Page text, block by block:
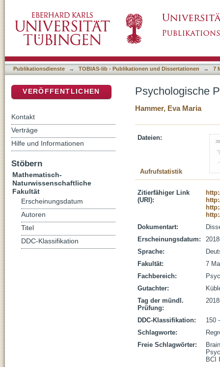
Publikationsdienste → TOBIAS-lib - Publikationen und Dissertationen → 7
Psychologische
Hammer, Eva Maria
Dateien:
Aufrufstatistik
Zitierfähiger Link
(URI):
Dokumentart:
Erscheinungsdatum:
Sprache:
Fakultät:
7
Fachbereich:
Gutachter:
Tag der mündl.
Prüfung:
DDC-Klassifikation:
150
Schlagworte:
Freie Schlagwörter:
BCI
VERÖFFENTLICHEN
Kontakt
Verträge
Hilfe und Informationen
Stöbern
Mathematisch-
Naturwissenschaftliche
Fakultät
Erscheinungsdatum
Autoren
Titel
DDC-Klassifikation